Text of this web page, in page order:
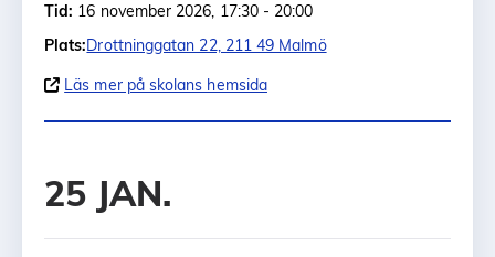
Tid: 16 november 2026, 17:30 - 20:00
Plats:Drottninggatan 22, 211 49 Malmö
Läs mer på skolans hemsida
25 JAN.